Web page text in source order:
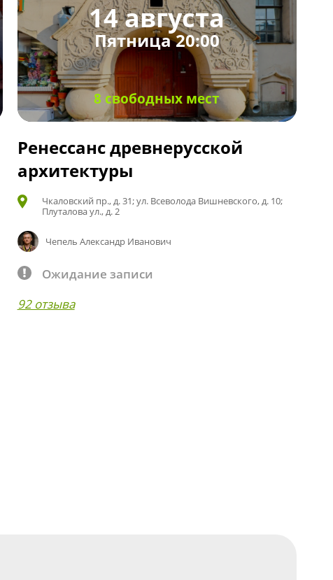
14 августа
Пятница 20:00
8 свободных мест
Ренессанс древнерусской
архитектуры
Чкаловский пр., д. 31; ул. Всеволода Вишневского, д. 10;
Плуталова ул., д. 2
Чепель Александр Иванович
Ожидание записи
92 отзыва